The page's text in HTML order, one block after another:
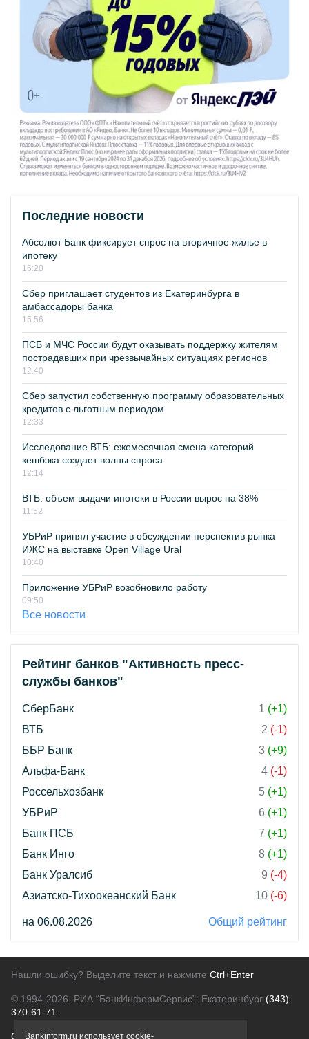
Последние новости
Абсолют Банк фиксирует спрос на вторичное жилье в
ипотеку
16:20
Сбер приглашает студентов из Екатеринбурга в
амбассадоры банка
15:56
ПСБ и МЧС России будут оказывать поддержку жителям
пострадавших при чрезвычайных ситуациях регионов
12:40
Сбер запустил собственную программу образовательных
кредитов с льготным периодом
12:33
Исследование ВТБ: ежемесячная смена категорий
кешбэка создает волны спроса
12:14
ВТБ: объем выдачи ипотеки в России вырос на 38%
11:52
УБРиР принял участие в обсуждении перспектив рынка
ИЖС на выставке Open Village Ural
10:40
Приложение УБРиР возобновило работу
09:50
Все новости
Рейтинг банков "Активность пресс-
службы банков"
СберБанк 1 (+1)
ВТБ
2 (-1)
ББР Банк
3 (+9)
Альфа-Банк
4 (-1)
Россельхозбанк
5 (+1)
УБРиР
6 (+1)
Банк ПСБ
7 (+1)
Банк Инго
8 (+1)
Банк Уралсиб
9 (-4)
Азиатско-Тихоокеанский Банк
10 (-6)
на 06.08.2026 Общий рейтинг
Нашли ошибку? Выделите текст и нажмите Ctrl+Enter
© 1994-2026. РИА "БанкИнформСервис". Екатеринбург (343)
370-61-71
О проектеПолитика конфиденциальности
Bankinform.ru использует cookie-